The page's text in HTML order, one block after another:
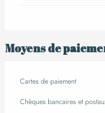
Moyens de
Cartes de paiement
Chèques bancaires et